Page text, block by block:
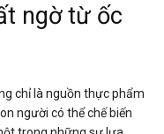
ngờ từ ốc
chỉ là nguồn thực phẩm
người có thể chế biến